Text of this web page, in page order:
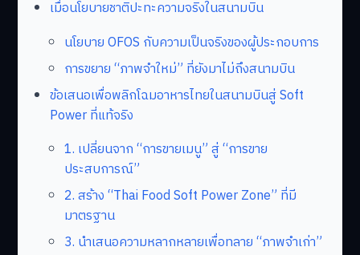
เมื่อนโยบายชาติปะทะความจริงในสนามบิน
นโยบาย OFOS กับความเป็นจริงของผู้ประกอบการ
การขยาย “ภาพจำใหม่” ที่ยังมาไม่ถึงสนามบิน
ข้อเสนอเพื่อพลิกโฉมอาหารไทยในสนามบินสู่ Soft
Power ที่แท้จริง
1. เปลี่ยนจาก “การขายเมนู” สู่ “การขาย
ประสบการณ์”
2. สร้าง “Thai Food Soft Power Zone” ที่มี
มาตรฐาน
3. นำเสนอความหลากหลายเพื่อทลาย “ภาพจำเก่า”